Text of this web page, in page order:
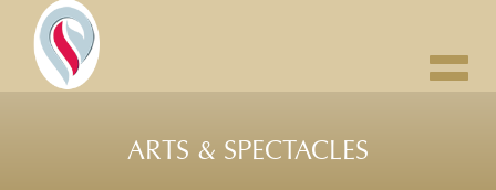
ARTS & SPECTACLES